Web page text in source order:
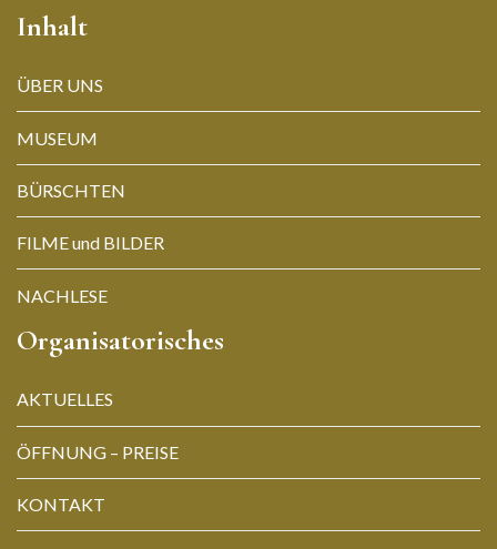
Inhalt
ÜBER UNS
MUSEUM
BÜRSCHTEN
FILME und BILDER
NACHLESE
Organisatorisches
AKTUELLES
ÖFFNUNG – PREISE
KONTAKT